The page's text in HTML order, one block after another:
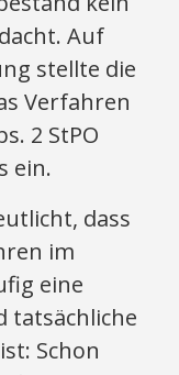
Auf
stellte die
Verfahren
2 StPO
ein.
dass
im
eine
tatsächliche
Schon